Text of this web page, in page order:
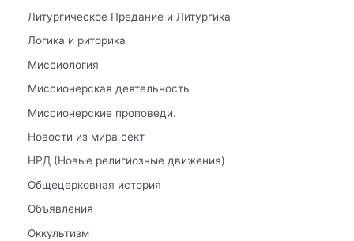
Литургическое Предание и Литургика
Логика и риторика
Миссиология
Миссионерская деятельность
Миссионерские проповеди.
Новости из мира сект
НРД (Новые религиозные движения)
Общецерковная история
Объявления
Оккультизм